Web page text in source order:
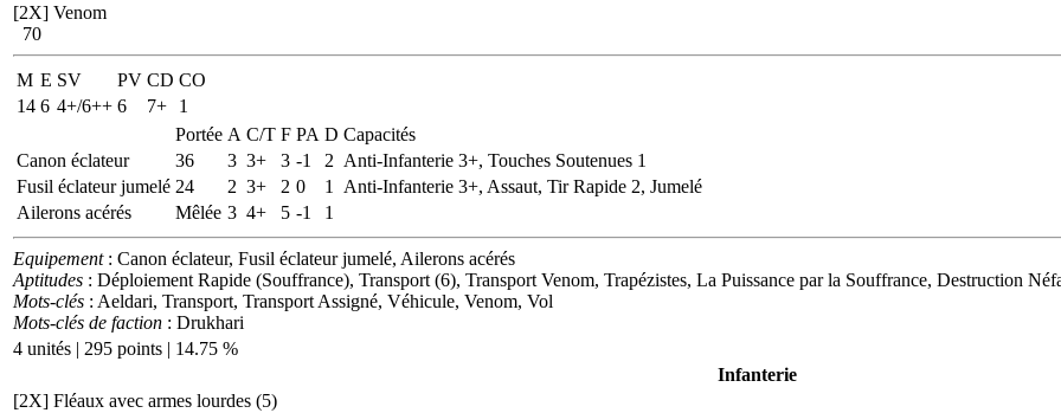
[2X] Venom
70
M E SV PV CD CO
14 6 4+/6++ 6 7+
1
Portée A C/T F PA D Capacités
Canon éclateur
36 3 3+ 3 -1 2 Anti-Infanterie 3+, Touches Soutenues 1
Fusil éclateur jumelé 24 2 3+ 2 0 1
Anti-Infanterie 3+, Assaut, Tir Rapide 2, Jumelé
Ailerons acérés
Mêlée 3 4+ 5 -1 1
Equipement: Canon éclateur, Fusil éclateur jumelé, Ailerons acérés
Aptitudes : Déploiement Rapide (Souffrance), Transport (6), Transport Venom, Trapézistes, La Puissance par la Souffrance, Destruction
Mots-clés : Aeldari, Transport, Transport Assigné, Véhicule, Venom, Vol
Mots-clés de faction : Drukhari
4 unités | 295 points | 14.75 %
Infanterie
[2X] Fléaux avec armes lourdes (5)